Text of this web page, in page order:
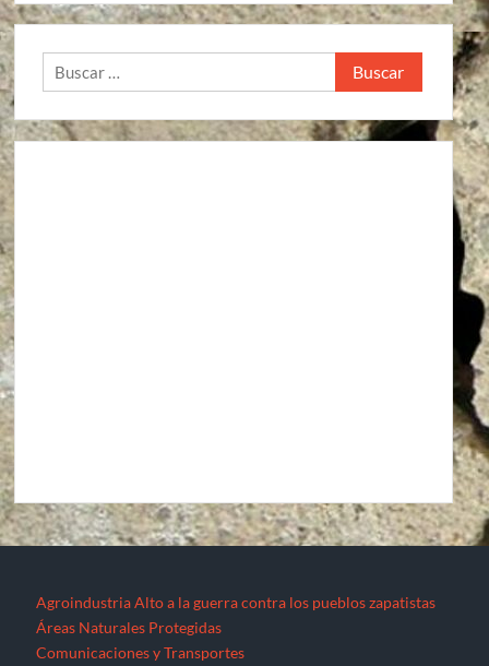
Buscar:
Agroindustria Alto a la guerra contra los pueblos zapatistas
Áreas Naturales Protegidas
Comunicaciones y Transportes